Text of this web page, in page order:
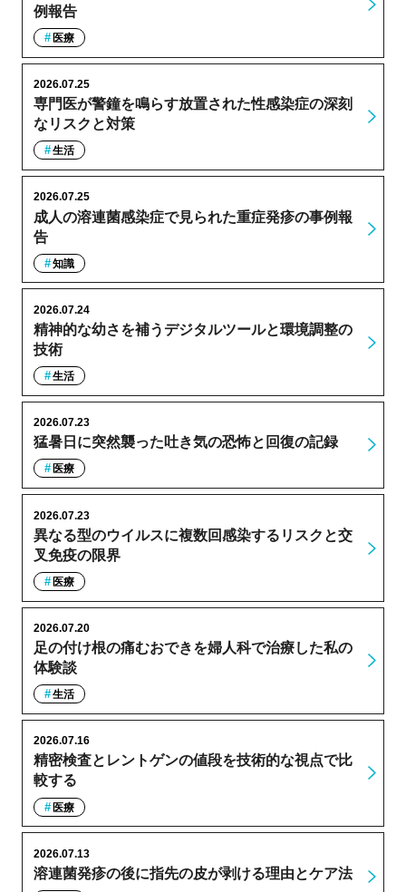
例報告
医療
専門医が警鐘を鳴らす放置された性感染症の深刻
なリスクと対策
2026.07.25
生活
成人の溶連菌感染症で見られた重症発疹の事例報
告
2026.07.25
知識
精神的な幼さを補うデジタルツールと環境調整の
技術
2026.07.24
生活
猛暑日に突然襲った吐き気の恐怖と回復の記録
2026.07.23
医療
異なる型のウイルスに複数回感染するリスクと交
叉免疫の限界
2026.07.23
医療
足の付け根の痛むおできを婦人科で治療した私の
体験談
2026.07.20
生活
精密検査とレントゲンの値段を技術的な視点で比
較する
2026.07.16
医療
溶連菌発疹の後に指先の皮が剥ける理由とケア法
2026.07.13